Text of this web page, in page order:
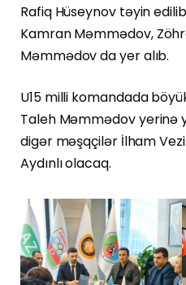
Rafiq Hüseynov təyin
Kamran Məmmədov,
Məmmədov da yer alıb.
U15 milli komandada
Taleh Məmmədov yerinə
digər məşqçilər İlham
Aydınlı olacaq.